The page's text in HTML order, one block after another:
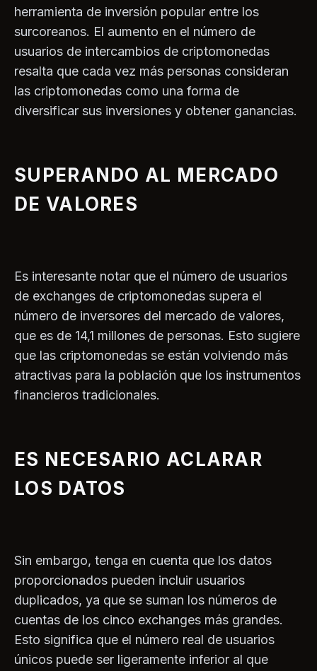
herramienta de inversión popular entre los
surcoreanos. El aumento en el número de
usuarios de intercambios de criptomonedas
resalta que cada vez más personas consideran
las criptomonedas como una forma de
diversificar sus inversiones y obtener ganancias.
SUPERANDO AL MERCADO
DE VALORES
Es interesante notar que el número de usuarios
de exchanges de criptomonedas supera el
número de inversores del mercado de valores,
que es de 14,1 millones de personas. Esto sugiere
que las criptomonedas se están volviendo más
atractivas para la población que los instrumentos
financieros tradicionales.
ES NECESARIO ACLARAR
LOS DATOS
Sin embargo, tenga en cuenta que los datos
proporcionados pueden incluir usuarios
duplicados, ya que se suman los números de
cuentas de los cinco exchanges más grandes.
Esto significa que el número real de usuarios
únicos puede ser ligeramente inferior al que